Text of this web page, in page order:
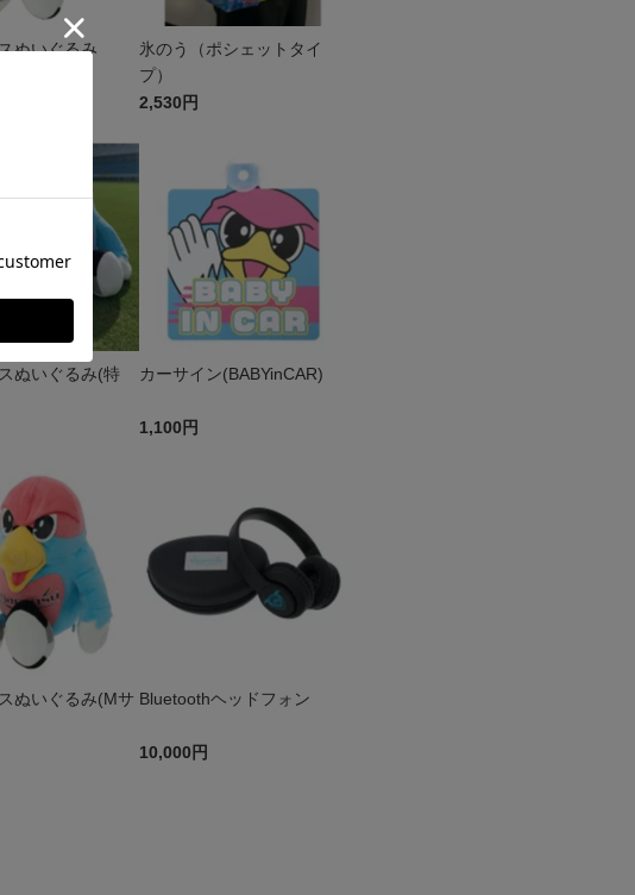
ぬいぐるみ
氷のう（ポシェットタイ
プ）
2,530円
ぬいぐるみ(特
カーサイン(BABYinCAR)
1,100円
ぬいぐるみ(Mサ Bluetoothヘッドフォン
10,000円